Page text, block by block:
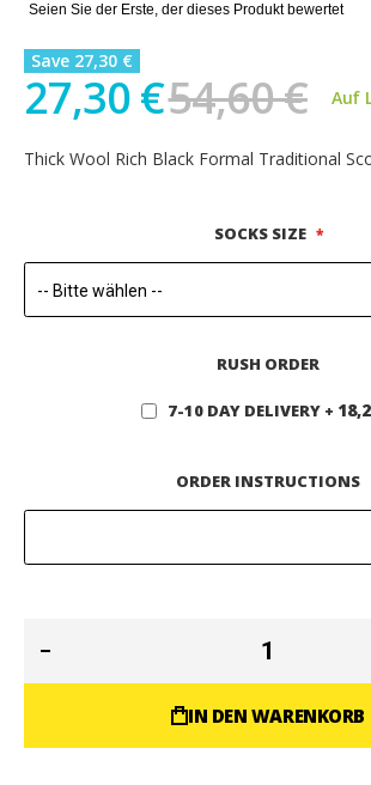
Seien Sie der Erste, der dieses Produkt bewertet
Save 27,30 €
27,30 €54,60 € Auf
Thick Wool Rich Black Formal Traditional
SOCKS SIZE
RUSH ORDER
7-10 DAY DELIVERY +
ORDER INSTRUCTIONS
IN DEN WARENKORB